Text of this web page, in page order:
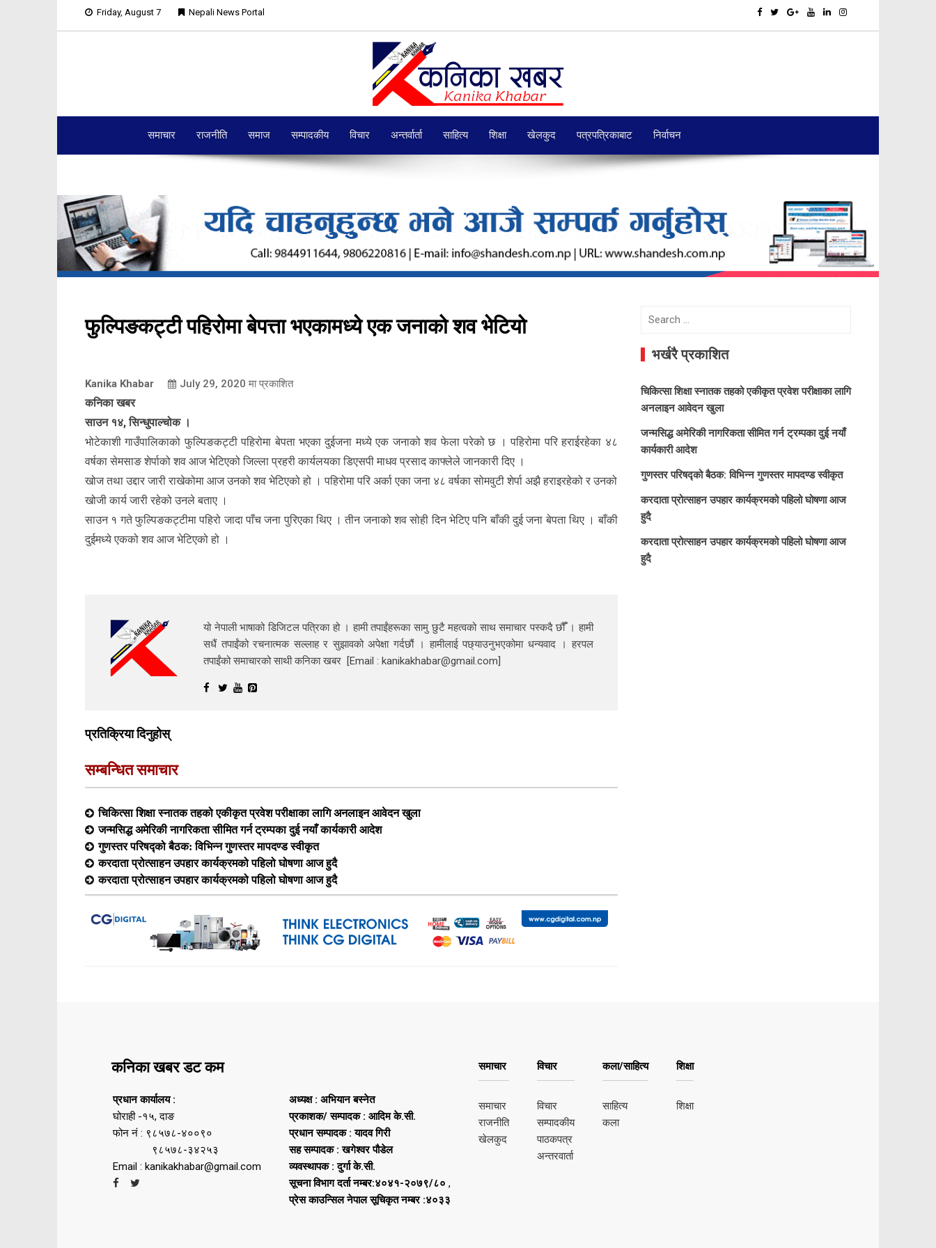
Friday, August 7 Nepali News Portal
समाचार राजनीति समाज सम्पादकीय विचार अन्तर्वार्ता साहित्य शिक्षा खेलकुद पत्रपत्रिकाबाट निर्वाचन
फुल्पिङकट्टी पहिरोमा बेपत्ता भएकामध्ये एक जनाको शव भेटियो
Kanika Khabar July 29, 2020 मा प्रकाशित
कनिका खबर
साउन १४, सिन्धुपाल्चोक ।
भोटेकाशी गाउँपालिकाको फुल्पिङकट्टी पहिरोमा बेपता भएका दुईजना मध्ये एक जनाको शव फेला परेको छ । पहिरोमा परि हराईरहेका ४८
वर्षका सेमसाङ शेर्पाको शव आज भेटिएको जिल्ला प्रहरी कार्यलयका डिएसपी माधव प्रसाद काफ्लेले जानकारी दिए ।
खोज तथा उद्दार जारी राखेकोमा आज उनको शव भेटिएको हो । पहिरोमा परि अर्का एका जना ४८ वर्षका सोमवुटी शेर्पा अझै हराइरहेको र उनको
खोजी कार्य जारी रहेको उनले बताए ।
साउन १ गते फुल्पिङकट्टीमा पहिरो जादा पाँच जना पुरिएका थिए । तीन जनाको शव सोही दिन भेटिए पनि बाँकी दुई जना बेपता थिए । बाँकी
दुईमध्ये एकको शव आज भेटिएको हो ।
यो नेपाली भाषाको डिजिटल पत्रिका हो । हामी तपाईंहरूका सामु छुटै महत्वको साथ समाचार पस्कदै छौँँ । हामी
सधैं तपाईंको रचनात्मक सल्लाह र सुझावको अपेक्षा गर्दछौं । हामीलाई पछ्याउनुभएकोमा धन्यवाद । हरपल
तपाईंको समाचारको साथी कनिका खबर [Email : kanikakhabar@gmail.com]
प्रतिक्रिया दिनुहोस्
सम्बन्धित समाचार
चिकित्सा शिक्षा स्नातक तहको एकीकृत प्रवेश परीक्षाका लागि अनलाइन आवेदन खुला
जन्मसिद्ध अमेरिकी नागरिकता सीमित गर्न ट्रम्पका दुई नयाँ कार्यकारी आदेश
गुणस्तर परिषद्को बैठक: विभिन्न गुणस्तर मापदण्ड स्वीकृत
करदाता प्रोत्साहन उपहार कार्यक्रमको पहिलो घोषणा आज हुदै
करदाता प्रोत्साहन उपहार कार्यक्रमको पहिलो घोषणा आज हुदै
Search
भर्खरै प्रकाशित
चिकित्सा शिक्षा स्नातक तहको एकीकृत प्रवेश परीक्षाका लागि
अनलाइन आवेदन खुला
जन्मसिद्ध अमेरिकी नागरिकता सीमित गर्न ट्रम्पका दुई नयाँ
कार्यकारी आदेश
गुणस्तर परिषद्को बैठक: विभिन्न गुणस्तर मापदण्ड स्वीकृत
करदाता प्रोत्साहन उपहार कार्यक्रमको पहिलो घोषणा आज
हुदै
करदाता प्रोत्साहन उपहार कार्यक्रमको पहिलो घोषणा आज
हुदै
कनिका खबर डट कम
प्रधान कार्यालय :
घोराही -१५, दाङ
फोन नं : ९८५७८-४००९०
९८५७८-३४२५३
Email : kanikakhabar@gmail.com
अध्यक्ष : अभियान बस्नेत
प्रकाशक/ सम्पादक : आदिम के.सी.
प्रधान सम्पादक : यादव गिरी
सह सम्पादक : खगेश्वर पौडेल
व्यवस्थापक : दुर्गा के.सी.
सूचना विभाग दर्ता नम्बर:४०४१-२०७९/८० ,
प्रेस काउन्सिल नेपाल सूचिकृत नम्बर :४०३३
समाचार
समाचार
राजनीति
खेलकुद
विचार
विचार
सम्पादकीय
पाठकपत्र
अन्तरवार्ता
कला/साहित्य
साहित्य
कला
शिक्षा
शिक्षा